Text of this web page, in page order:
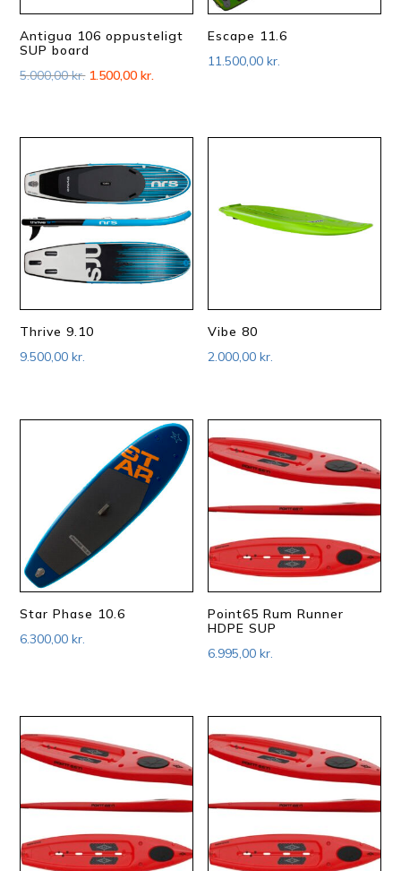
Antigua 106 oppusteligt
SUP board
5.000,00kr. Den
5.000,00 kr..
1.500,00kr.
1.500,00 kr..
Escape 11.6
11.500,00kr.
Thrive 9.10
9.500,00kr.
Vibe 80
2.000,00kr.
Star Phase 10.6
6.300,00kr.
Point65 Rum Runner
HDPE SUP
6.995,00kr.